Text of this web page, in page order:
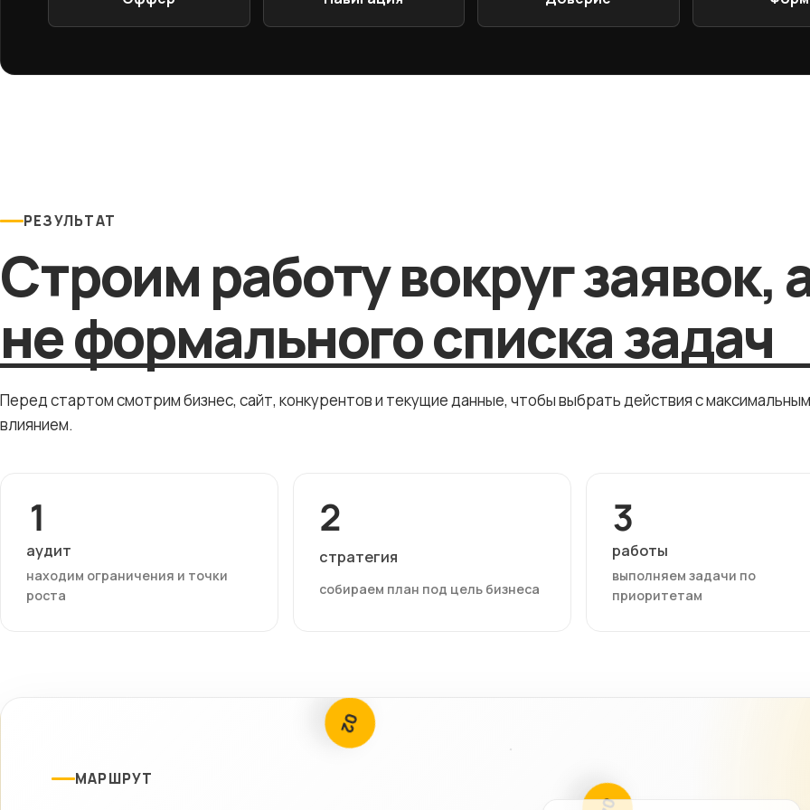
РЕЗУЛЬТАТ
Строим работу вокруг заявок,
не формального списка задач
Перед стартом смотрим бизнес, сайт, конкурентов и текущие данные, чтобы выбрать действия с максимальным
влиянием.
1
аудит
находим ограничения и точки
роста
2
стратегия
собираем план под цель бизнеса
3
работы
выполняем задачи по
приоритетам
МАРШРУТ